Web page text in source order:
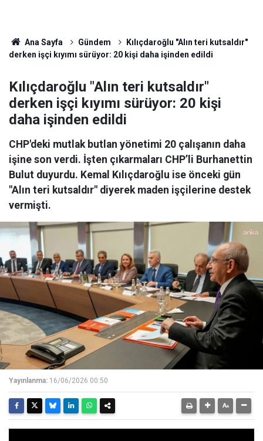
Ana Sayfa Gündem
Kılıçdaroğlu "Alın teri kutsaldır"
derken işçi kıyımı sürüyor: 20 kişi daha işinden edildi
Kılıçdaroğlu "Alın teri kutsaldır"
derken işçi kıyımı sürüyor: 20 kişi
daha işinden edildi
CHP'deki mutlak butlan yönetimi 20 çalışanın daha
işine son verdi. İşten çıkarmaları CHP’li Burhanettin
Bulut duyurdu. Kemal Kılıçdaroğlu ise önceki gün
"Alın teri kutsaldır" diyerek maden işçilerine destek
vermişti.
Yayınlanma: 16/06/2026 00:50